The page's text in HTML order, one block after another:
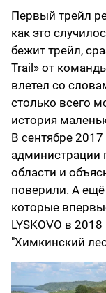
Первый трейл
как это
бежит трейл,
Trail» от
влетел со
столько всего
история
В сентябре
администрации
области и
поверили. А ещё
которые
LYSKOVO в
"Химкинский